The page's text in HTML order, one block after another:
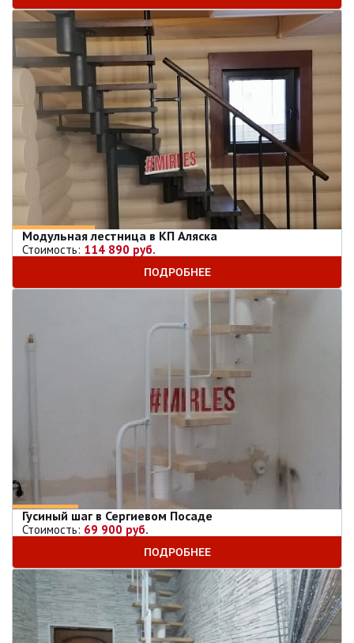
Модульная лестница в КП Аляска
Стоимость: 114 890 руб.
ПОДРОБНЕЕ
Гусиный шаг в Сергиевом Посаде
Стоимость: 69 900 руб.
ПОДРОБНЕЕ